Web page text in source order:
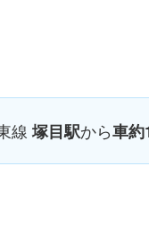
線塚目駅から車